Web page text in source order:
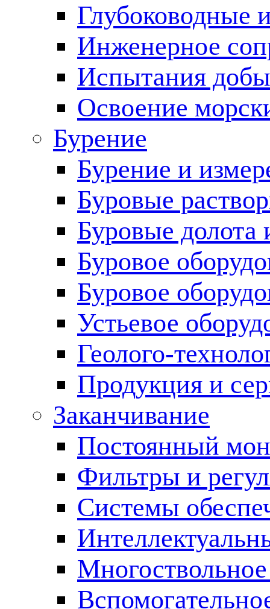
Глубоководные
Инженерное
Испытания
Освоение
Бурение
Бурение и
Буровые
Буровые долота
Буровое
Буровое
Устьевое
Геолого-
Продукция и
Заканчивание
Постоянный
Фильтры и
Cистемы